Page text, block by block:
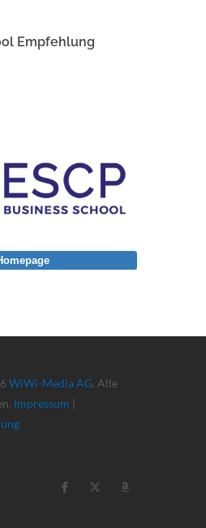
Empfehlung
WiWi-Media AG. Alle
Impressum |